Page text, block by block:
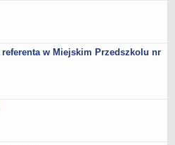
w Miejskim Przedszkolu nr